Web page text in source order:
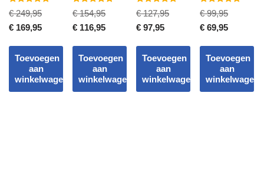
Noodsituaties
Gewaardeerd
5.00
uit 5
€249,95
€ 169,95
Toevoegen
aan
winkelwagen
Gewaardeerd
5.00
uit 5
€154,95
€ 116,95
Toevoegen
aan
winkelwagen
Gewaardeerd
5.00
uit 5
€127,95
€ 97,95
Toevoegen
aan
winkelwagen
Gewaardeerd
5.00
uit 5
€99,95
€ 69,95
Toevoegen
aan
winkelwagen